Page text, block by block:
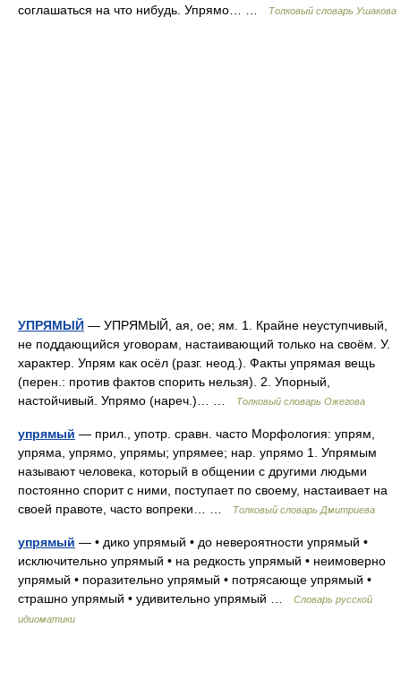
соглашаться на что нибудь. Упрямо… …
Толковый словарь Ушакова
УПРЯМЫЙ — УПРЯМЫЙ, ая, ое; ям. 1. Крайне неуступчивый,
не поддающийся уговорам, настаивающий только на своём. У.
характер. Упрям как осёл (разг. неод.). Факты упрямая вещь
(перен.: против фактов спорить нельзя). 2. Упорный,
настойчивый. Упрямо (нареч.)… …
Толковый словарь Ожегова
упрямый — прил., употр. сравн. часто Морфология: упрям,
упряма, упрямо, упрямы; упрямее; нар. упрямо 1. Упрямым
называют человека, который в общении с другими людьми
постоянно спорит с ними, поступает по своему, настаивает на
своей правоте, часто вопреки… …
Толковый словарь Дмитриева
упрямый — • дико упрямый • до невероятности упрямый •
исключительно упрямый • на редкость упрямый • неимоверно
упрямый • поразительно упрямый • потрясающе упрямый •
страшно упрямый • удивительно упрямый …
Словарь русской
идиоматики